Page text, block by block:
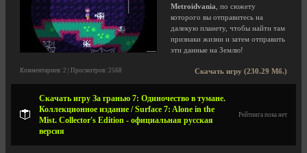
Metroidvania , по сюжету
которого вы отправитесь на
далекую планету, чтобы найти там
признаки жизни и затем отправить
эти данные на Землю!
Скачать игру (230.29 Мб.)
Комментариев: 2 | Просмотров: 2568
Скачать игру За гранью 7: Одиночество в тумане.
Коллекционное издание / Surface 7: Alone in the
Mist. Collector's Edition - официальная русская
версия
Рейтинга пока нет